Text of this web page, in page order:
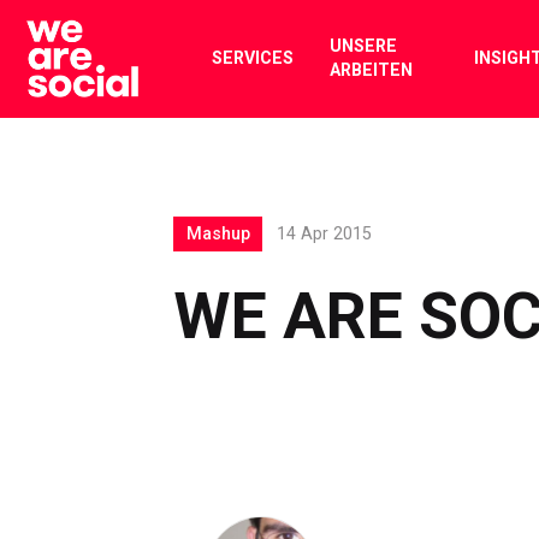
Skip
content
SERVICES
UNSERE
ARBEITEN
WE ARE
Mashup 14 Apr 2015